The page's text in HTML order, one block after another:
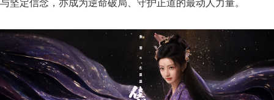
与坚定信念，亦成为逆命破局、守护正道的最动人力量。